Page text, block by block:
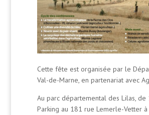
Cette fête est organisée par le
Val-de-Marne, en partenariat avec
Au parc départemental des Lilas, de
Parking au 181 rue Lemerle-Vetter